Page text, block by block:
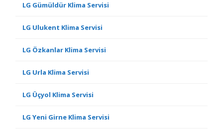
LG Gümüldür Klima Servisi
LG Ulukent Klima Servisi
LG Özkanlar Klima Servisi
LG Urla Klima Servisi
LG Üçyol Klima Servisi
LG Yeni Girne Klima Servisi